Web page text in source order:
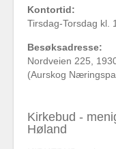
Kontortid:
Tirsdag-Torsdag kl.
Besøksadresse:
Nordveien 225,
(Aurskog
Kirkebud -
Høland